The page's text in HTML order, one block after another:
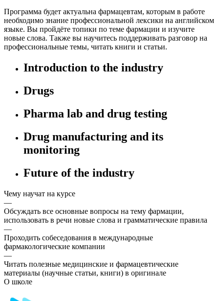
Программа будет актуальна фармацевтам, которым в работе
необходимо знание профессиональной лексики на английском
языке. Вы пройдёте топики по теме фармации и изучите
новые слова. Также вы научитесь поддерживать разговор на
профессиональные темы, читать книги и статьи.
Introduction to the industry
Drugs
Pharma lab and drug testing
Drug manufacturing and its
monitoring
Future of the industry
Чему научат на курсе
—
Обсуждать все основные вопросы на тему фармации,
использовать в речи новые слова и грамматические правила
—
Проходить собеседования в международные
фармакологические компании
—
Читать полезные медицинские и фармацевтические
материалы (научные статьи, книги) в оригинале
О школе